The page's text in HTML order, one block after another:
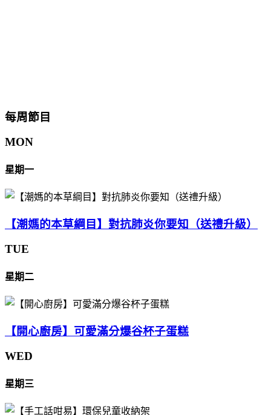
每周節目
MON
星期一
【潮媽的本草綱目】對抗肺炎你要知（送禮升級）
TUE
星期二
【開心廚房】可愛滿分爆谷杯子蛋糕
WED
星期三